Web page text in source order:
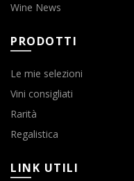
Wine News
PRODOTTI
Le mie selezioni
Vini consigliati
Rarità
Regalistica
LINK UTILI